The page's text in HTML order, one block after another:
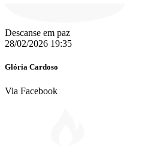
Descanse em paz
28/02/2026 19:35
Glória Cardoso
Via Facebook